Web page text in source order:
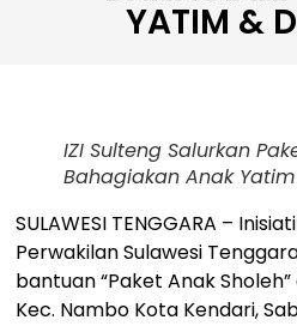
YATIM &
IZI Sulteng Salurkan
Bahagiakan Anak
SULAWESI TENGGARA –
Perwakilan Sulawesi
bantuan “Paket Anak
Kec. Nambo Kota Kendari,